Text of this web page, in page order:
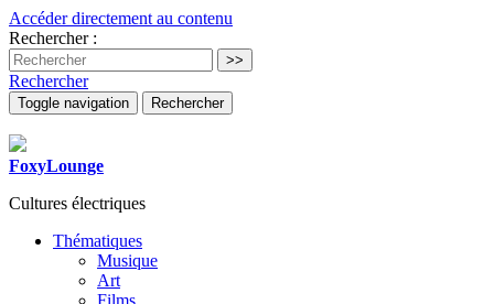
Accéder directement au contenu
Rechercher :
Rechercher
Toggle navigation Rechercher
FoxyLounge
Cultures électriques
Thématiques
Musique
Art
Films